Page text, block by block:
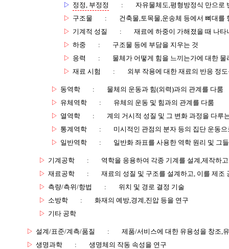
▷ 정정, 부정정 :
자유물체도,평형방정식 만으로
▷ 구조물 :
건축물,토목물,운송체 등에서 뼈대를
▷ 기계적 성질 :
재료에 하중이 가해졌을 때 나
▷ 하중 :
구조물 등에 부담을 지우는 것
▷ 응력 :
물체가 어떻게 힘을 느끼는가에 대한 물
▷ 재료 시험 : 외부 작용에 대한 재료의 반응 정
▷ 동역학 :
물체의 운동과 힘(외력)과의 관계를 다룸
▷ 유체역학 :
유체의 운동 및 힘과의 관계를 다룸
▷ 열역학 :
계의 거시적 성질 및 그 변화 과정을 다루
▷ 통계역학 :
미시적인 관점의 분자 등의 집단 운동
▷ 일반역학 : 일반화 좌표를 사용한 역학 원리 및 그
▷ 기계공학 :
역학을 응용하여 각종 기계를 설계,제작하
▷ 재료공학 :
재료의 성질 및 구조를 설계하고, 이를 제조
▷ 측량/측위/항법 :
위치 및 경로 결정 기술
▷ 소방학 :
화재의 예방,경계,진압 등을 연구
▷ 기타 공학
▷ 설계/표준/계측/품질 :
제품/서비스에 대한 유용성을 창조,
▷ 생명과학 :
생명체의 작동 속성을 연구